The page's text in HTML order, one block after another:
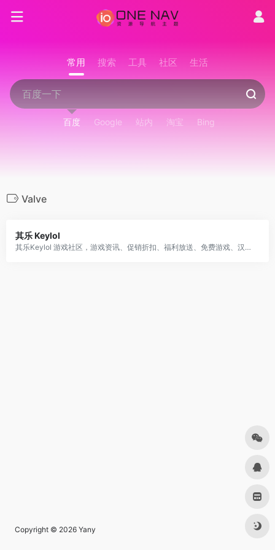
常用 搜索 工具 社区 生活
百度 Google 站内 淘宝 Bing
Valve
其乐 Keylol
其乐Keylol 游戏社区，游戏资讯、促销折扣、福利放送、免费游戏、汉化补丁、吹水剁手、攻略评测等应有尽有，Steam/Origin/Epic/Uplay/XGP for PC 等正版玩家的大本营!
Copyright © 2026 Yany